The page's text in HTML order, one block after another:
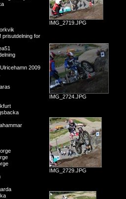
prisutdelning for
2009
IMG_2719.JPG
IMG_2724.JPG
IMG_2729.JPG